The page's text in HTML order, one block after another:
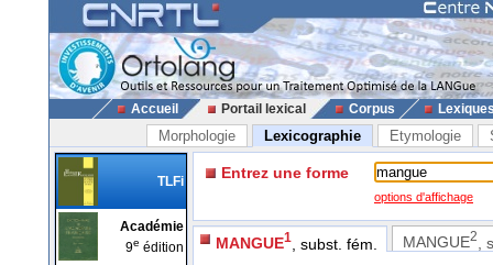
Accueil Portail lexical Corpus
Morphologie Lexicographie Etymologie
TLFi
Académie
9e édition
Entrez une forme
options d'affichage
MANGUE1 , subst. fém. MANGUE2 ,